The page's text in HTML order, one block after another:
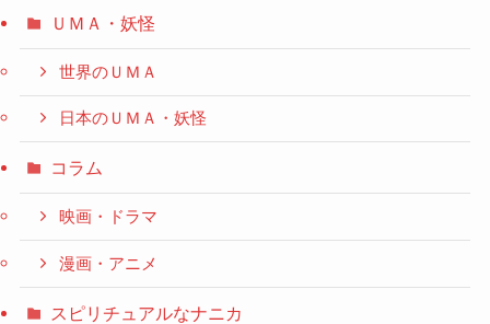
ＵＭＡ・妖怪
世界のＵＭＡ
日本のＵＭＡ・妖怪
コラム
映画・ドラマ
漫画・アニメ
スピリチュアルなナニカ